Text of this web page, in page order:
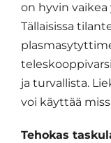
on hyvin
Tällaisissa
ja turvallista.
voi käyttää
Tehokas